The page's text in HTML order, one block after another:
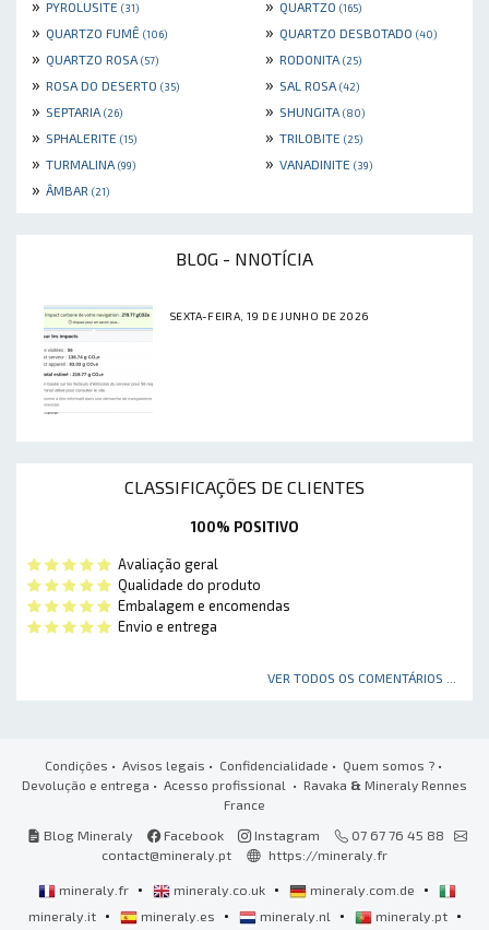
» PYROLUSITE (31) » QUARTZO (165)
» QUARTZO FUMÊ (106) » QUARTZO DESBOTADO (40)
» QUARTZO ROSA (57) » RODONITA (25)
» ROSA DO DESERTO (35) » SAL ROSA (42)
» SEPTARIA (26) » SHUNGITA (80)
» SPHALERITE (15) » TRILOBITE (25)
» TURMALINA (99) » VANADINITE (39)
» ÂMBAR (21)
BLOG - NNOTÍCIA
SEXTA-FEIRA, 19 DE JUNHO DE 2026
CLASSIFICAÇÕES DE CLIENTES
100% POSITIVO
Avaliação geral
Qualidade do produto
Embalagem e encomendas
Envio e entrega
VER TODOS OS COMENTÁRIOS ...
Condições • Avisos legais • Confidencialidade • Quem somos ?•
Devolução e entrega • Acesso profissional • Ravaka & Mineraly Rennes
France
Blog Mineraly
Facebook Instagram
07 67 76 45 88
contact@mineraly.pt
https://mineraly.fr
mineraly.fr • mineraly.co.uk • mineraly.com.de •
mineraly.it • mineraly.es • mineraly.nl • mineraly.pt •